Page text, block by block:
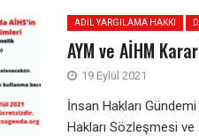
ADIL YARGILAMA HAKKI
AYM ve AİHM
19 Eylül 2021
İnsan Hakları
Hakları Sözleşmesi ve